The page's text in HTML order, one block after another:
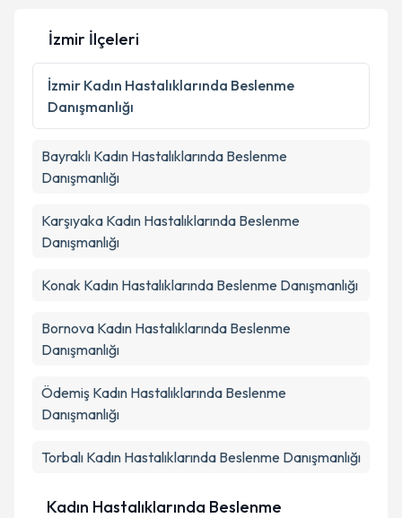
İzmir İlçeleri
İzmir Kadın Hastalıklarında Beslenme
Danışmanlığı
Bayraklı Kadın Hastalıklarında Beslenme
Danışmanlığı
Karşıyaka Kadın Hastalıklarında Beslenme
Danışmanlığı
Konak Kadın Hastalıklarında Beslenme Danışmanlığı
Bornova Kadın Hastalıklarında Beslenme
Danışmanlığı
Ödemiş Kadın Hastalıklarında Beslenme
Danışmanlığı
Torbalı Kadın Hastalıklarında Beslenme Danışmanlığı
Kadın Hastalıklarında Beslenme